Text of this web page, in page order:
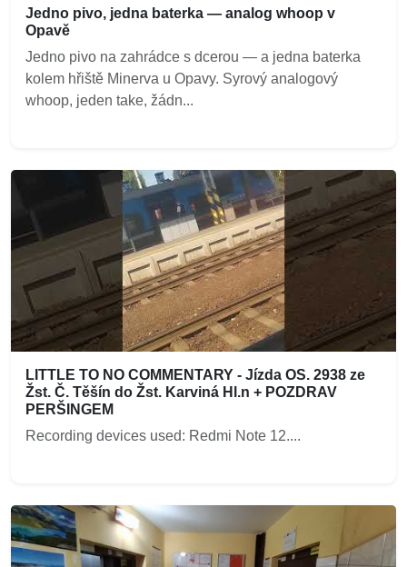
Jedno pivo, jedna baterka — analog whoop v
Opavě
Jedno pivo na zahrádce s dcerou — a jedna baterka
kolem hřiště Minerva u Opavy. Syrový analogový
whoop, jeden take, žádn...
LITTLE TO NO COMMENTARY - Jízda OS. 2938 ze
Žst. Č. Těšín do Žst. Karviná Hl.n + POZDRAV
PERŠINGEM
Recording devices used: Redmi Note 12....